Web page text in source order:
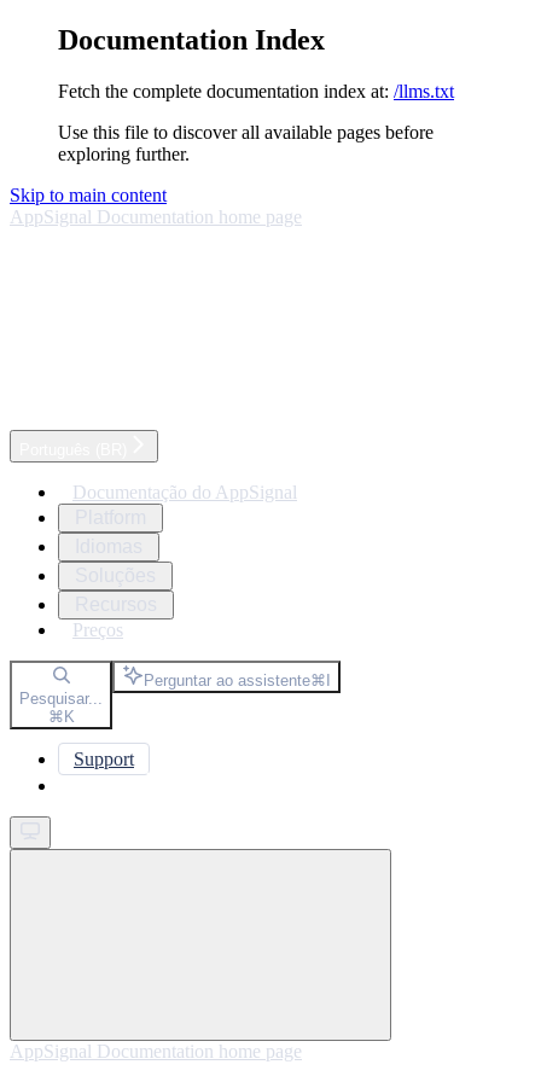
Documentation Index
Fetch the complete documentation index at: /llms.txt
Use this file to discover all available pages before
exploring further.
Skip to main content
AppSignal Documentation home page
Documentação do AppSignal
Preços
Pesquisar...
⌘K
Perguntar ao assistente⌘I
Support
AppSignal Documentation home page